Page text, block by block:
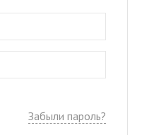
Забыли пароль?